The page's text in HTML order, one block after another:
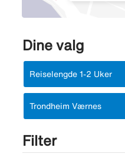
Dine valg
Fjern:
Reiselengde 1-2 Uker
Fjern:
Trondheim Værnes
Filter